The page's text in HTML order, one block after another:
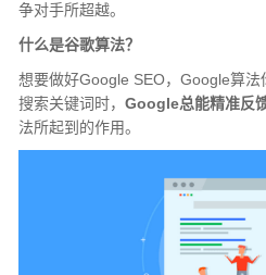
争对手所超越。
什么是谷歌算法？
想要做好Google SEO，Google算
搜索关键词时， Google总能精准反
法所起到的作用。